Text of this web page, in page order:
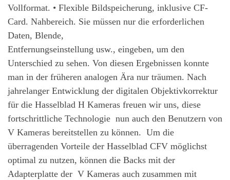
Vollformat. • Flexible Bildspeicherung, inklusive CF-
Card. Nahbereich. Sie müssen nur die erforderlichen
Daten, Blende,
Entfernungseinstellung usw., eingeben, um den
Unterschied zu sehen. Von diesen Ergebnissen konnte
man in der früheren analogen Ära nur träumen. Nach
jahrelanger Entwicklung der digitalen Objektivkorrektur
für die Hasselblad H Kameras freuen wir uns, diese
fortschrittliche Technologie nun auch den Benutzern von
V Kameras bereitstellen zu können. Um die
überragenden Vorteile der Hasselblad CFV möglichst
optimal zu nutzen, können die Backs mit der
Adapterplatte der V Kameras auch zusammen mit